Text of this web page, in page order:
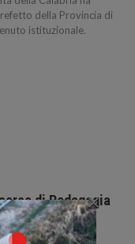
della Provincia di
istituzionale.
di Pedagogia
×